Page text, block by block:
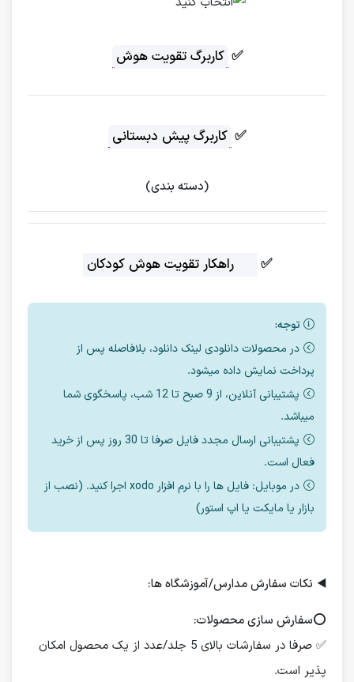
✅ کاربرگ تقویت هوش
✅ کاربرگ پیش دبستانی
(دسته بندی)
✅
توجه:
در محصولات دانلودی لینک دانلود، بلافاصله پس از
پرداخت نمایش داده میشود.
پشتیبانی آنلاین، از 9 صبح تا 12 شب، پاسخگوی شما
میباشد.
پشتیبانی ارسال مجدد فایل صرفا تا 30 روز پس از خرید
فعال است.
در موبایل: فایل ها را با نرم افزار xodo اجرا کنید. (نصب از
بازار یا مایکت یا اپ استور)
◀️ نکات سفارش مدارس/آموزشگاه ها:
⭕️سفارش سازی محصولات:
✅ صرفا در سفارشات بالای 5 جلد/عدد از یک محصول امکان
پذیر است.